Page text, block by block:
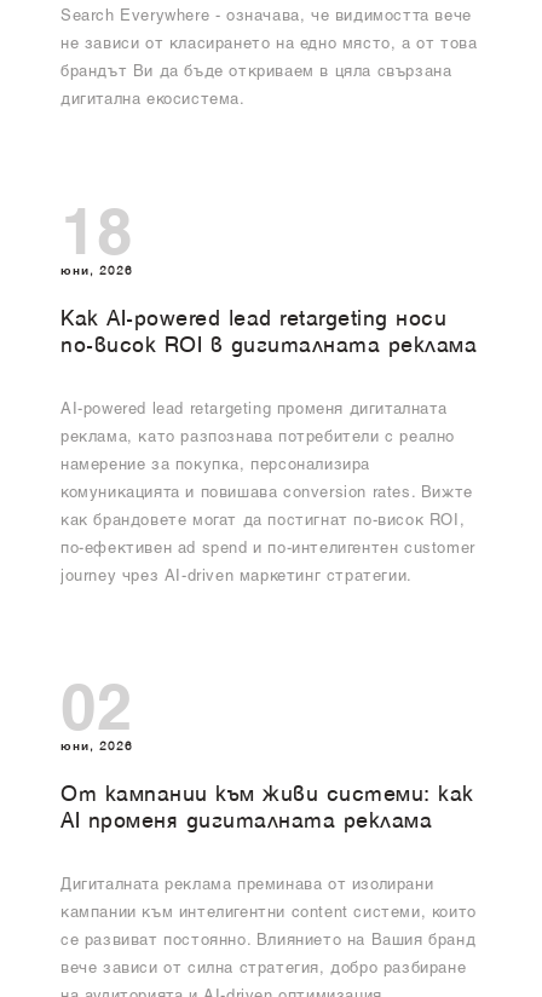
Search Everywhere - означава, че видимостта вече
не зависи от класирането на едно място, а от това
брандът Ви да бъде откриваем в цяла свързана
дигитална екосистема.
18
юни, 2026
Как AI-powered lead retargeting носи
по-висок ROI в дигиталната реклама
AI-powered lead retargeting променя дигиталната
реклама, като разпознава потребители с реално
намерение за покупка, персонализира
комуникацията и повишава conversion rates. Вижте
как брандовете могат да постигнат по-висок ROI,
по-ефективен ad spend и по-интелигентен customer
journey чрез AI-driven маркетинг стратегии.
02
юни, 2026
От кампании към живи системи: как
AI променя дигиталната реклама
Дигиталната реклама преминава от изолирани
кампании към интелигентни content системи, които
се развиват постоянно. Влиянието на Вашия бранд
вече зависи от силна стратегия, добро разбиране